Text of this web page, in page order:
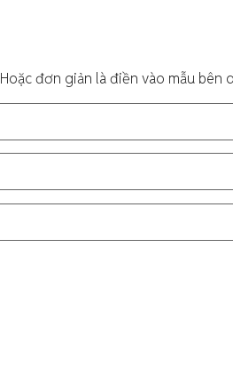
Hoặc đơn giản là điền vào mẫu